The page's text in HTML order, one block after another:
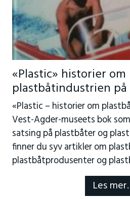
«Plastic» historier
plastbåtindustrien
«Plastic – historier om
Vest-Agder-museets bok
satsing på plastbåter og
finner du syv artikler om
plastbåtprodusenter og
Les